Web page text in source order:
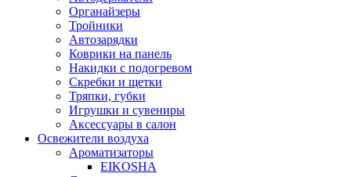
Органайзеры
Тройники
Автозарядки
Коврики на панель
Накидки с подогревом
Скребки и щетки
Тряпки, губки
Игрушки и сувениры
Аксессуары в салон
Освежители воздуха
Ароматизаторы
EIKOSHA